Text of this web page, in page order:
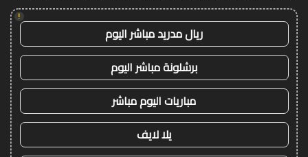
!
ريال مدريد مباشر اليوم
برشلونة مباشر اليوم
مباريات اليوم مباشر
يلا لايف